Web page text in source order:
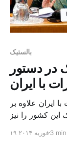
بالستیک
در دستور
با ایران
ایران علاوه بر
کشور را نیز
اند که مذاکرات
۱۹ فوریه ۲۰۱۴3